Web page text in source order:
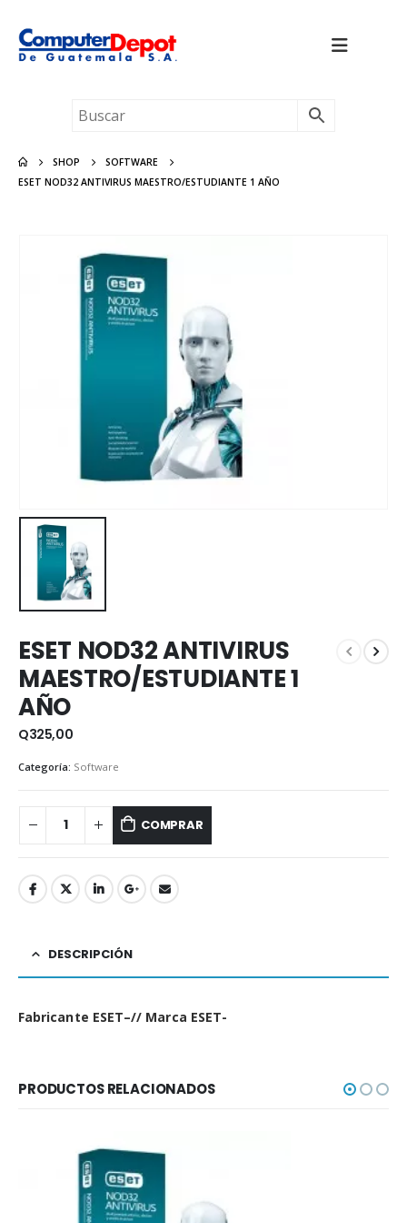
SHOP
SOFTWARE
ESET NOD32 ANTIVIRUS MAESTRO/ESTUDIANTE 1 AÑO
ESET NOD32 ANTIVIRUS
MAESTRO/ESTUDIANTE 1
AÑO
Q325,00
Categoría: Software
COMPRAR
DESCRIPCIÓN
Fabricante ESET–// Marca ESET-
PRODUCTOS RELACIONADOS